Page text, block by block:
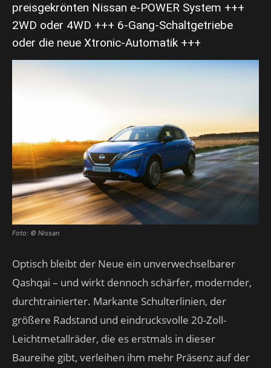
preisgekrönten Nissan e-POWER System +++
2WD oder 4WD +++ 6-Gang-Schaltgetriebe
oder die neue Xtronic-Automatik +++
Foto: © Nissan
Optisch bleibt der Neue ein unverwechselbarer
Qashqai – und wirkt dennoch schärfer, modernder,
durchtrainierter. Markante Schulterlinien, der
größere Radstand und eindrucksvolle 20-Zoll-
Leichtmetallräder, die es erstmals in dieser
Baureihe gibt, verleihen ihm mehr Präsenz auf der